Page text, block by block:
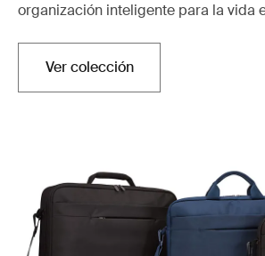
organización inteligente para la vida
Ver colección